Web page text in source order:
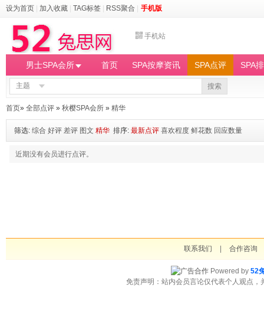
设为首页 加入收藏 TAG标签 RSS聚合 手机版
手机站
男士SPA会所 首页 SPA按摩资讯 SPA点评 SPA
主题 搜索
首页» 全部点评 » 秋樱SPA会所 » 精华
筛选: 综合 好评 差评 图文 精华 排序: 最新点评 喜欢程度 鲜花数 回应数量
近期没有会员进行点评。
联系我们 合作咨询
Powered by 52
免责声明：站内会员言论仅代表个人观点